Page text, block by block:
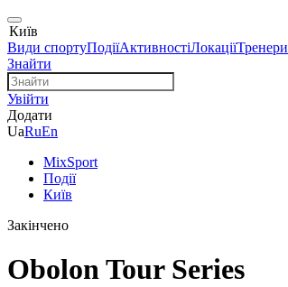
Київ
Види спортуПодіїАктивностіЛокаціїТренери
Знайти
Увійти
Додати
UaRuEn
MixSport
Події
Київ
Закінчено
Obolon Tour Series